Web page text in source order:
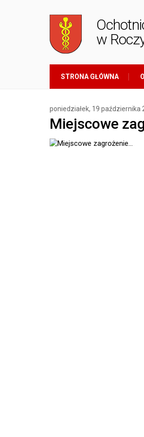
w
STRONA GŁÓWNA
poniedziałek, 19 października
Miejscowe